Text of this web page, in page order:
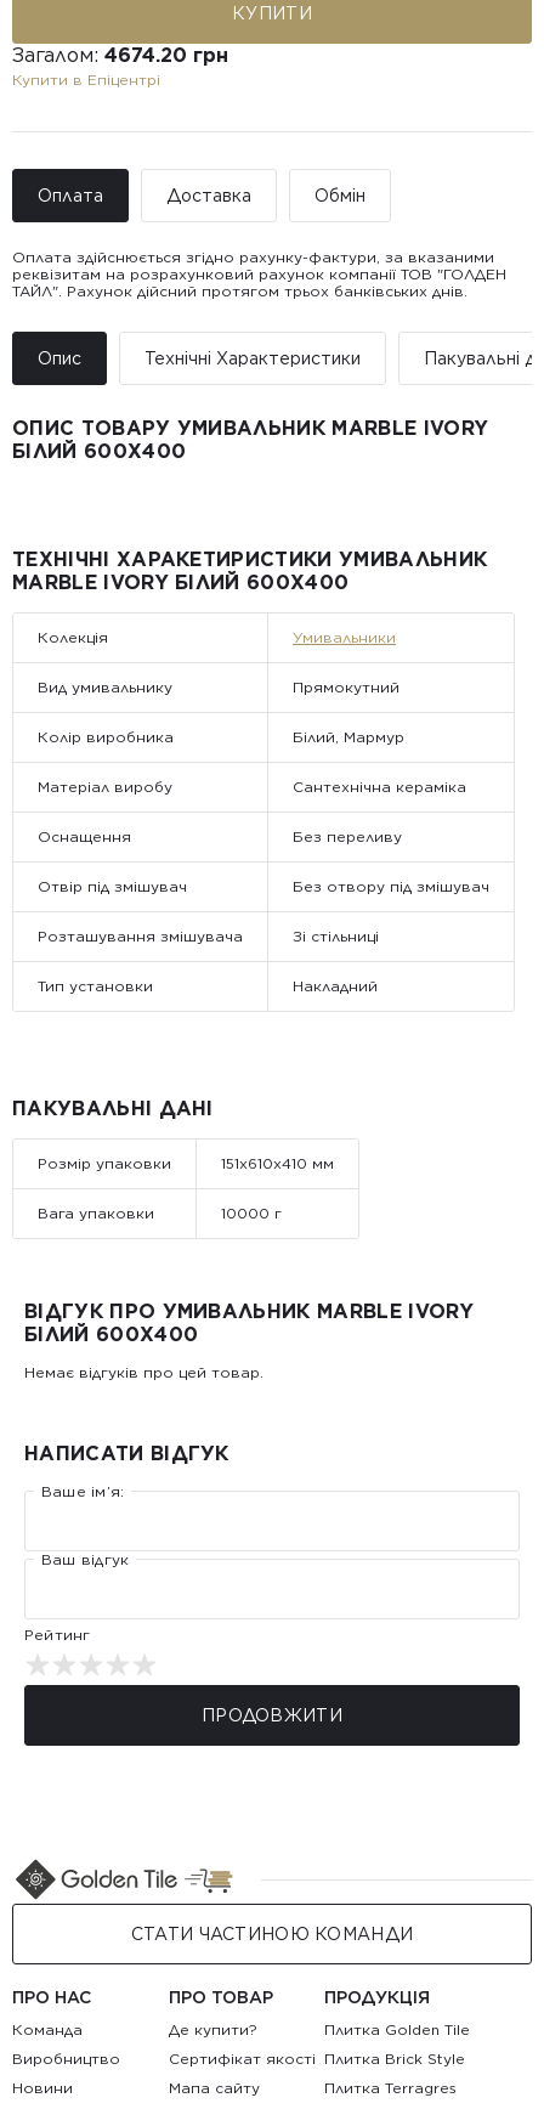
КУПИТИ
Загалом: 4674.20 грн
Купити в Епіцентрі
Оплата Доставка Обмін
Оплата здійснюється згідно рахунку-фактури, за вказаними
реквізитам на розрахунковий рахунок компанії ТОВ "ГОЛДЕН
ТАЙЛ". Рахунок дійсний протягом трьох банківських днів.
товару.
Вартість доставки:
До 5 м² — доставка за рахунок покупця.
Примітка:
• Відвантаження здійснюється виключно у робочі дні. У суботу,
неділю та святкові дні замовлення не обробляються та не
силами Продавця чи залученого ним перевізника/кур’єра.
Опис Технічні Характеристики Пакувальні
ОПИС ТОВАРУ УМИВАЛЬНИК MARBLE IVORY
БІЛИЙ 600X400
ТЕХНІЧНІ ХАРАКЕТИРИСТИКИ УМИВАЛЬНИК
MARBLE IVORY БІЛИЙ 600X400
Колекція Умивальники
Вид умивальнику Прямокутний
Колір виробника Білий, Мармур
Матеріал виробу Сантехнічна кераміка
Оснащення Без переливу
Отвір під змішувач Без отвору під змішувач
Розташування змішувача Зі стільниці
Тип установки Накладний
ПАКУВАЛЬНІ ДАНІ
Розмір упаковки 151x610x410 мм
Вага упаковки 10000 г
ВІДГУК ПРО УМИВАЛЬНИК MARBLE IVORY
БІЛИЙ 600X400
Немає відгуків про цей товар.
НАПИСАТИ ВІДГУК
Ваше ім’я:
Ваш відгук
Рейтинг
ПРОДОВЖИТИ
СТАТИ ЧАСТИНОЮ КОМАНДИ
ПРО НАС
Команда
Виробництво
Новини
ПРО ТОВАР
Де купити?
Сертифікат якості
Мапа сайту
ПРОДУКЦІЯ
Плитка Golden Tile
Плитка Brick Style
Плитка Terragres